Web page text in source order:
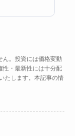
ん。投資には価格変動
性・最新性には十分配
たします。本記事の情